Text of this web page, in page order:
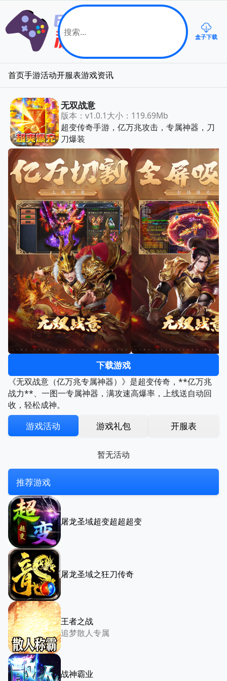
盒子下载
首页手游活动开服表游戏资讯
无双战意
版本：v1.0.1大小：119.69Mb
超变传奇手游，亿万兆攻击，专属神器，刀
刀爆装
下载游戏
《无双战意（亿万兆专属神器）》是超变传奇，**亿万兆
战力**、一图一专属神器，满攻速高爆率，上线送自动回
收，轻松成神。
游戏活动 游戏礼包 开服表
暂无活动
推荐游戏
屠龙圣域超变超超超变
屠龙圣域之狂刀传奇
王者之战
追梦散人专属
战神霸业